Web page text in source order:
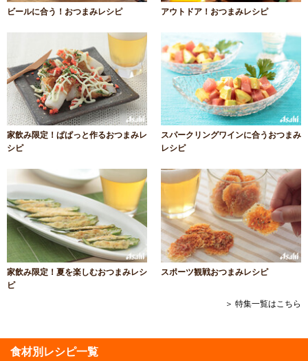
ビールに合う！おつまみレシピ アウトドア！おつまみレシピ
家飲み限定！ぱぱっと作るおつまみレ
シピ
スパークリングワインに合うおつまみ
レシピ
家飲み限定！夏を楽しむおつまみレシ
ピ
スポーツ観戦おつまみレシピ
＞ 特集一覧はこちら
食材別レシピ一覧